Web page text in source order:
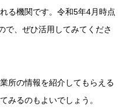
る機関です。令和5年4月時点
で、ぜひ活用してみてくださ
所の情報を紹介してもらえる
みるのもよいでしょう。